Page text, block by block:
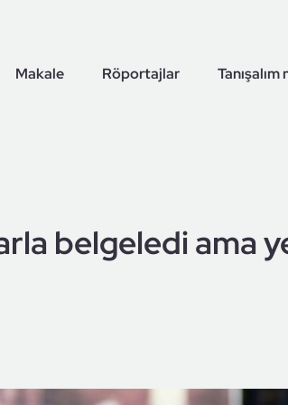
Makale Röportajlar Tanışalım
belgeledi ama